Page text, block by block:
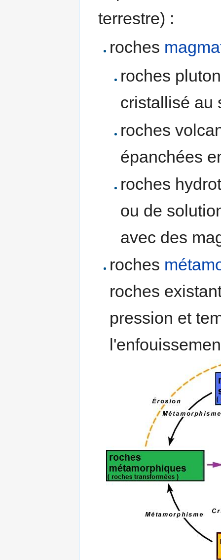
terrestre) :
roches
roches
cristallisé au
roches
épanchées
roches
ou de
avec des
roches
roches
pression et